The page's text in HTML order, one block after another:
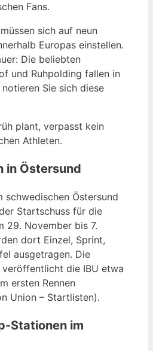
Fans.
sich auf neun
Europas einstellen.
Die beliebten
und Ruhpolding fallen in
Sie sich diese
plant, verpasst kein
Athleten.
in Östersund
schwedischen Östersund
Startschuss für die
29. November bis 7.
dort Einzel, Sprint,
ausgetragen. Die
die IBU etwa
ersten Rennen
Union – Startlisten).
Stationen im